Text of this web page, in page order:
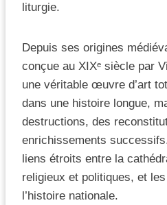
liturgie.
Depuis ses origines
conçue au XIXᵉ siècle par
une véritable œuvre d’art
dans une histoire longue,
destructions, des
enrichissements
liens étroits entre la
religieux et politiques, et
l’histoire nationale.